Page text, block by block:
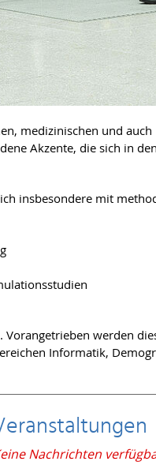
medizinischen und auch
Akzente, die sich in
insbesondere mit
werden
Informatik,
Nachrichten